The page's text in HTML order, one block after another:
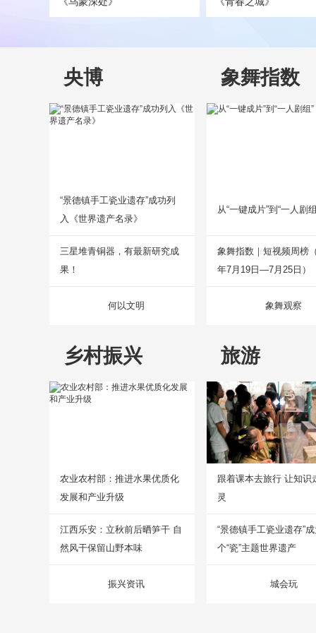
央博
“景德镇手工瓷业遗存”成功列
入《世界遗产名录》
三星堆青铜器，有最新研究成
果！
何以文明
象舞指数
从“一键成片”到“一人剧
象舞指数｜短视频周榜
年7月19日—7月25日）
象舞观察
乡村振兴
农业农村部：推进水果优质化
发展和产业升级
江西乐安：立秋前后晒笋干 自
然风干保留山野本味
振兴资讯
旅游
跟着课本去旅行 让知识
灵
“景德镇手工瓷业遗存”
个“瓷”主题世界遗产
城会玩